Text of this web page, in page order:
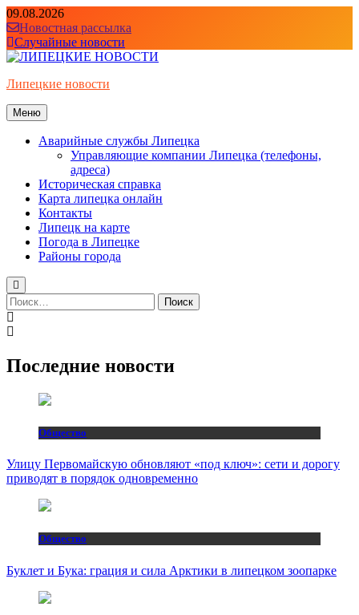
Перейти
к
содержимому
09.08.2026
Новостная рассылка
Случайные новости
Липецкие новости
Меню
Аварийные службы Липецка
Управляющие компании Липецка (телефоны,
адреса)
Историческая справка
Карта липецка онлайн
Контакты
Липецк на карте
Погода в Липецке
Районы города
Найти:
Последние новости
Общество
Улицу Первомайскую обновляют «под ключ»: сети и дорогу
приводят в порядок одновременно
Общество
Буклет и Бука: грация и сила Арктики в липецком зоопарке